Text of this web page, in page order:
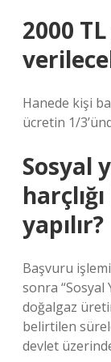
2000
Hanede kişi
ücretin 1/
Sosyal
yapılır?
Başvuru
sonra “Sosyal
doğalgaz
belirtilen
devlet